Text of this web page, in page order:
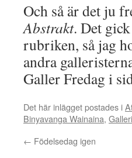
Och så är det ju
Abstrakt. Det
rubriken, så jag
andra
Galler Fredag i
Det här inlägget postades i
Binyavanga Wainaina,
← Födelsedag igen